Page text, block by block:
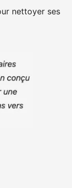
nettoyer ses